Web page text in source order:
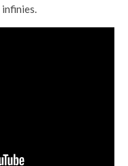
infinies.